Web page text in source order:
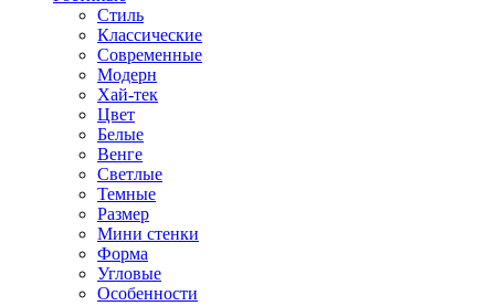
Стиль
Классические
Современные
Модерн
Хай-тек
Цвет
Белые
Венге
Светлые
Темные
Размер
Мини стенки
Форма
Угловые
Особенности